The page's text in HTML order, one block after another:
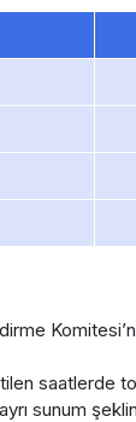
saatlerde
sunum